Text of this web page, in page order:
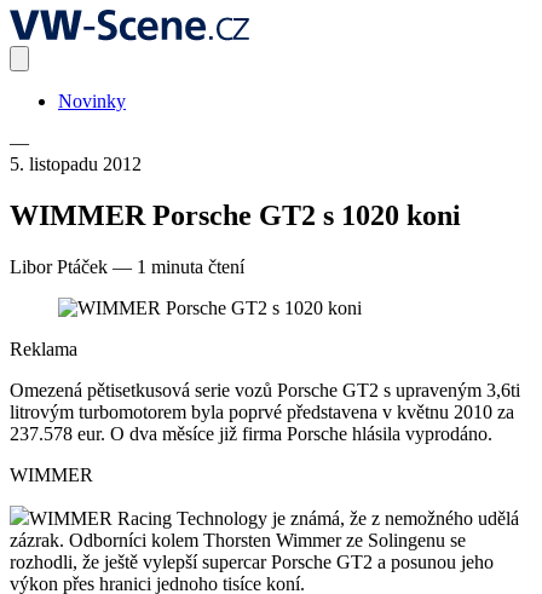
Novinky
—
5. listopadu 2012
WIMMER Porsche GT2 s 1020 koni
Libor Ptáček — 1 minuta čtení
Reklama
Omezená pětisetkusová serie vozů Porsche GT2 s upraveným 3,6ti
litrovým turbomotorem byla poprvé představena v květnu 2010 za
237.578 eur. O dva měsíce již firma Porsche hlásila vyprodáno.
WIMMER
WIMMER Racing Technology je známá, že z nemožného udělá
zázrak. Odborníci kolem Thorsten Wimmer ze Solingenu se
rozhodli, že ještě vylepší supercar Porsche GT2 a posunou jeho
výkon přes hranici jednoho tisíce koní.